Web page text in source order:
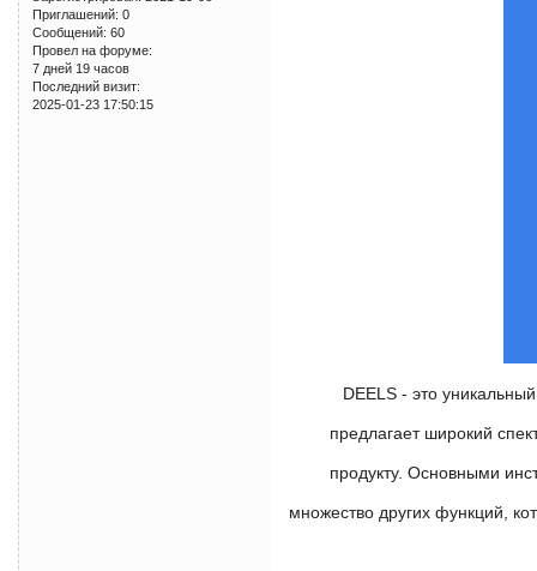
Приглашений: 0
Сообщений: 60
Провел на форуме:
7 дней 19 часов
Последний визит:
2025-01-23 17:50:15
DEELS - это
предлагает широкий
продукту. Основными
множество других функций,